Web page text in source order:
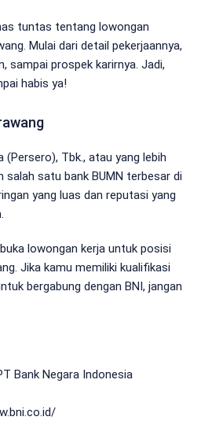
tuntas tentang lowongan
Mulai dari detail pekerjaannya,
sampai prospek karirnya. Jadi,
habis ya!
(Persero), Tbk., atau yang lebih
salah satu bank BUMN terbesar di
yang luas dan reputasi yang
lowongan kerja untuk posisi
Jika kamu memiliki kualifikasi
bergabung dengan BNI, jangan
Bank Negara Indonesia